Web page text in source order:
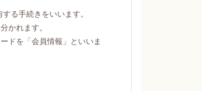
る手続きをいいます。
かれます。
ドを「会員情報」といいま